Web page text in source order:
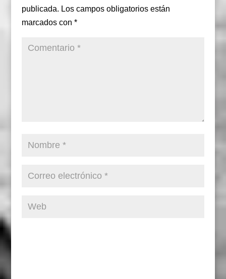
publicada. Los campos obligatorios están
marcados con *